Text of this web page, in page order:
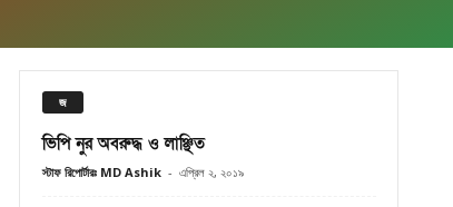
জ
ভিপি নুর অবরুদ্ধ ও লাঞ্ছিত
স্টাফ রিপোর্টারঃ MD Ashik - এপ্রিল ২, ২০১৯